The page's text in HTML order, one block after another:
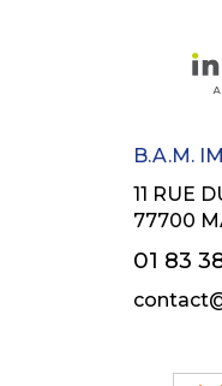
B.A.M.
11 RUE
77700
01 83